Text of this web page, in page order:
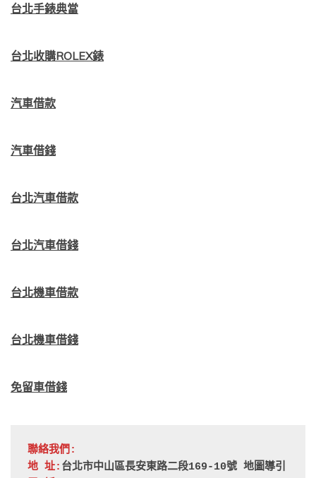
台北手錶典當
台北收購ROLEX錶
汽車借款
汽車借錢
台北汽車借款
台北汽車借錢
台北機車借款
台北機車借錢
免留車借錢
聯絡我們:
地 址: 台北市中山區長安東路二段169-10號 地圖導引